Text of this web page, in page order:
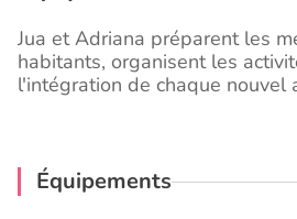
Jua et Adriana préparent les
habitants, organisent les
l'intégration de chaque nouvel
Équipements